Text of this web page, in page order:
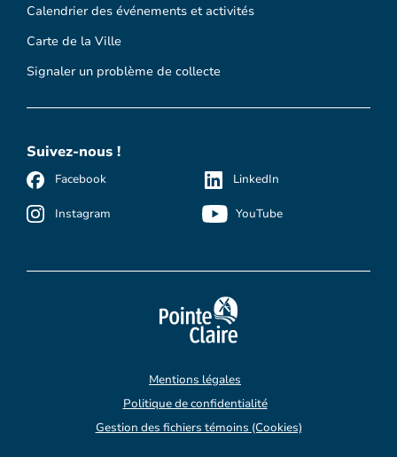
Calendrier des événements et activités
Carte de la Ville
Signaler un problème de collecte
Suivez-nous !
Facebook
Instagram
LinkedIn
YouTube
Mentions légales
Politique de confidentialité
Gestion des fichiers témoins (Cookies)